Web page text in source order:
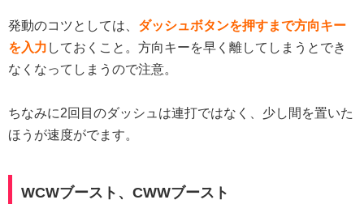
発動のコツとしては、 ダッシュボタンを押すまで方向キー
を入力 しておくこと。方向キーを早く離してしまうとでき
なくなってしまうので注意。
ちなみに2回目のダッシュは連打ではなく、少し間を置いた
ほうが速度がでます。
WCWブースト、CWWブースト